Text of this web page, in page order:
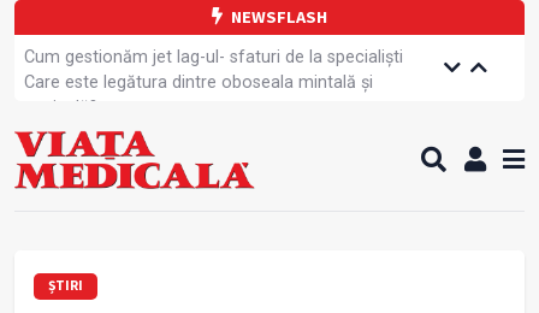
NEWSFLASH
Cum gestionăm jet lag-ul- sfaturi de la specialiști
Care este legătura dintre oboseala mintală și
caniculă?
Campanie de prevenție dedicată sportivelor
Un nou studiu pentru testarea unui vaccin împotriva
tulpinei Bundibugyo a virusului Ebola
sănătate
ȘTIRI